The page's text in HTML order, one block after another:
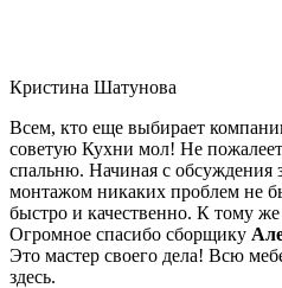
Кристина Шатунова
Всем, кто еще выбирает
советую Кухни мол! Не
спальню. Начиная с обсуждения
монтажом никаких проблем не
быстро и качественно. К тому
Огромное спасибо сборщику
Это мастер своего дела! Всю
здесь.